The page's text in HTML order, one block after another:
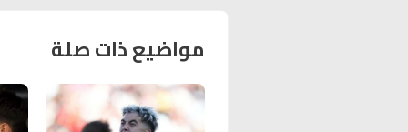
مواضيع ذات صلة